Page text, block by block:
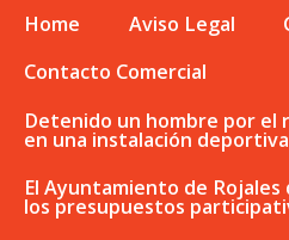
Home Aviso Legal
Contacto Comercial
Detenido un hombre por el
en una instalación
El Ayuntamiento de Rojales
los presupuestos